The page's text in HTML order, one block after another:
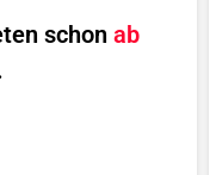
schon ab